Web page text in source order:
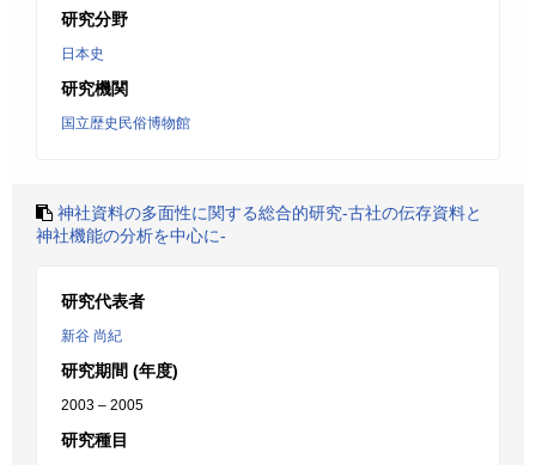
研究分野
日本史
研究機関
国立歴史民俗博物館
神社資料の多面性に関する総合的研究-古社の伝存資料と
神社機能の分析を中心に-
研究代表者
新谷 尚紀
研究期間 (年度)
2003 – 2005
研究種目